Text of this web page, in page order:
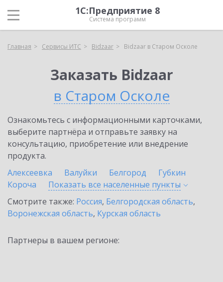
1С:Предприятие 8
Система программ
Главная Сервисы ИТС Bidzaar Bidzaar в Старом Осколе
Заказать Bidzaar
в Старом Осколе
Ознакомьтесь с информационными карточками,
выберите партнёра и отправьте заявку на
консультацию, приобретение или внедрение
продукта.
Алексеевка
Валуйки Белгород
Губкин
Короча
Показать все населенные пункты
Смотрите также: Россия, Белгородская область,
Воронежская область, Курская область
Партнеры в вашем регионе: